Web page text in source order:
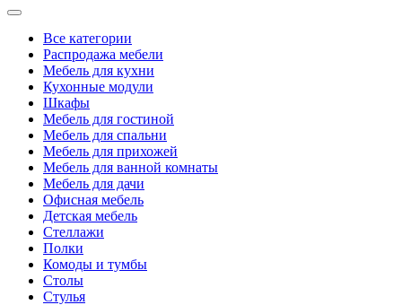
Все категории
Распродажа мебели
Мебель для кухни
Кухонные модули
Шкафы
Мебель для гостиной
Мебель для спальни
Мебель для прихожей
Мебель для ванной комнаты
Мебель для дачи
Офисная мебель
Детская мебель
Стеллажи
Полки
Комоды и тумбы
Столы
Стулья